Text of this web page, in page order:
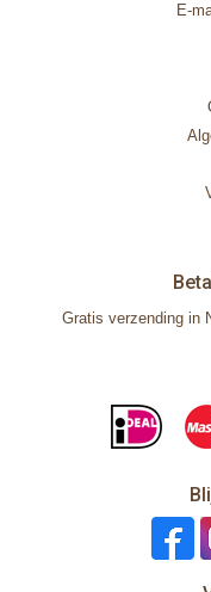
E-
Gratis verzending in